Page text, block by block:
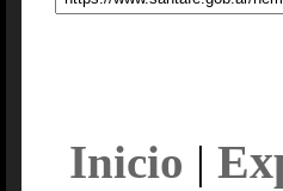
Inicio |